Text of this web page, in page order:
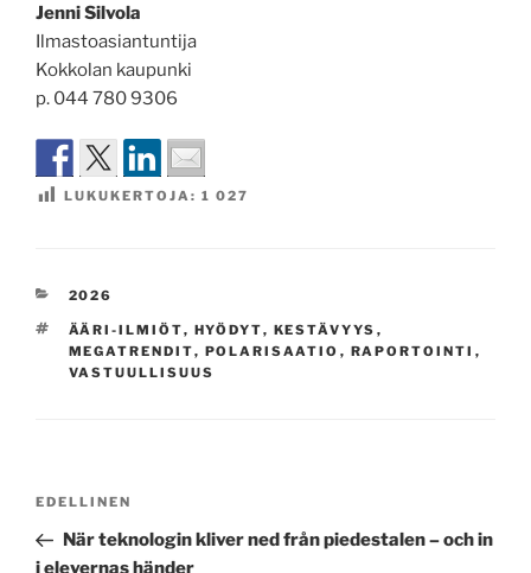
Jenni Silvola
Ilmastoasiantuntija
Kokkolan kaupunki
p. 044 780 9306
LUKUKERTOJA: 1 027
KATEGORIAT
2026
AVAINSANAT
ÄÄRI-ILMIÖT, HYÖDYT, KESTÄVYYS ,
MEGATRENDIT, POLARISAATIO , RAPORTOINTI ,
VASTUULLISUUS
Edellinen
artikkeli
EDELLINEN
När teknologin kliver ned från piedestalen – och in
i elevernas händer